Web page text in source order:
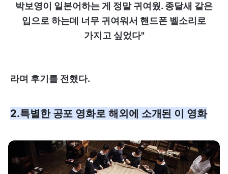
박보영이 일본어하는 게 정말 귀여웠. 종달새 같은
입으로 하는데 너무 귀여워서 핸드폰 벨소리로
가지고 싶었다"
라며 후기를 전했다.
2.특별한 공포 영화로 해외에 소개된 이 영화